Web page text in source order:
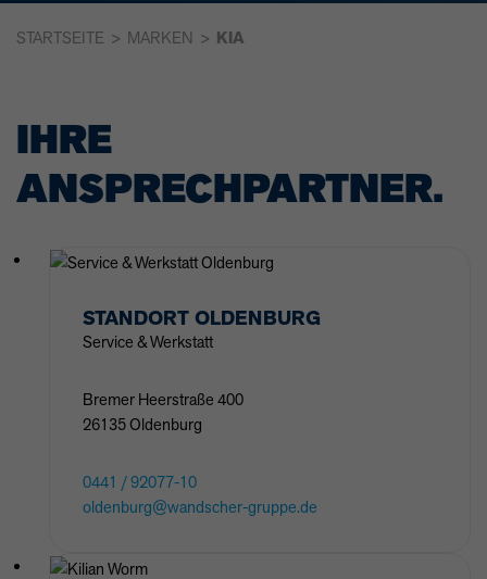
STARTSEITE MARKEN KIA
IHRE
ANSPRECHPARTNER.
STANDORTOLDENBURG
Service & Werkstatt
Bremer Heerstraße 400
26135Oldenburg
0441 / 92077-10
oldenburg@wandscher-gruppe.de